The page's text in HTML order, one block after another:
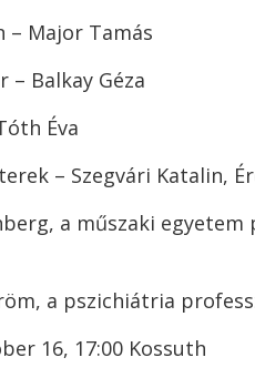
– Major Tamás
– Balkay Géza
Éva
– Szegvári Katalin,
a műszaki egyetem
a pszichiátria
16, 17:00 Kossuth